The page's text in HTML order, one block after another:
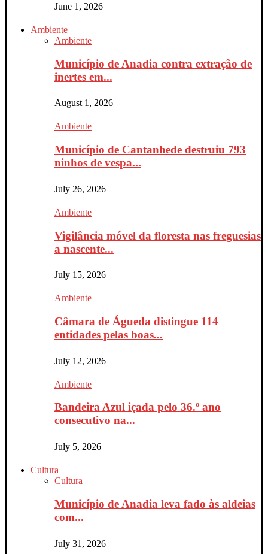
June 1, 2026
Ambiente
Ambiente
Município de Anadia contra extração de
inertes em...
August 1, 2026
Ambiente
Município de Cantanhede destruiu 793
ninhos de vespa...
July 26, 2026
Ambiente
Vigilância móvel da floresta nas freguesias
a nascente...
July 15, 2026
Ambiente
Câmara de Águeda distingue 114
entidades pelas boas...
July 12, 2026
Ambiente
Bandeira Azul içada pelo 36.º ano
consecutivo na...
July 5, 2026
Cultura
Cultura
Município de Anadia leva fado às aldeias
com...
July 31, 2026